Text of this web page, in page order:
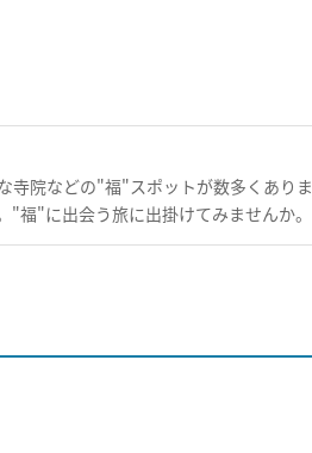
寺院などの"福"スポットが数多くありま
福"に出会う旅に出掛けてみませんか。